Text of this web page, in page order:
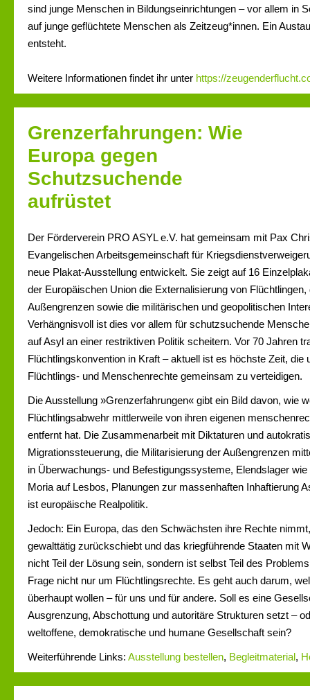
sind junge Menschen in Bildungseinrichtungen – vor allem in
auf junge geflüchtete Menschen als Zeitzeug*innen. Ein
entsteht.
Weitere Informationen findet ihr unter https://
Grenzerfahrungen: Wie
Europa gegen
Schutzsuchende
aufrüstet
Der Förderverein PRO ASYL e.V. hat gemeinsam mit Pax
Evangelischen Arbeitsgemeinschaft für
neue Plakat-Ausstellung entwickelt. Sie zeigt auf 16
der Europäischen Union die Externalisierung von
Außengrenzen sowie die militärischen und geopolitischen
Verhängnisvoll ist dies vor allem für schutzsuchende
auf Asyl an einer restriktiven Politik scheitern. Vor 70 Jahren
Flüchtlingskonvention in Kraft – aktuell ist es höchste Zeit, die
Flüchtlings- und Menschenrechte gemeinsam zu verteidigen.
Die Ausstellung »Grenzerfahrungen« gibt ein Bild davon, wie
Flüchtlingsabwehr mittlerweile von ihren eigenen
entfernt hat. Die Zusammenarbeit mit Diktaturen und
Migrationssteuerung, die Militarisierung der Außengrenzen
in Überwachungs- und Befestigungssysteme, Elendslager
Moria auf Lesbos, Planungen zur massenhaften Inhaftierung
ist europäische Realpolitik.
Jedoch: Ein Europa, das den Schwächsten ihre Rechte
gewalttätig zurückschiebt und das kriegführende Staaten mit
nicht Teil der Lösung sein, sondern ist selbst Teil des
Frage nicht nur um Flüchtlingsrechte. Es geht auch darum,
überhaupt wollen – für uns und für andere. Soll es eine
Ausgrenzung, Abschottung und autoritäre Strukturen setzt –
weltoffene, demokratische und humane Gesellschaft sein?
Weiterführende Links: Ausstellung bestellen, Begleitmaterial,